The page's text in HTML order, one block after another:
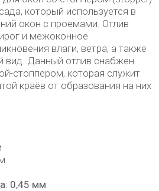
который используется в
окон с проемами. Отлив
и межоконное
влаги, ветра, а также
вид. Данный отлив снабжен
стоппером, которая служит
краёв от образования на них
0,45 мм